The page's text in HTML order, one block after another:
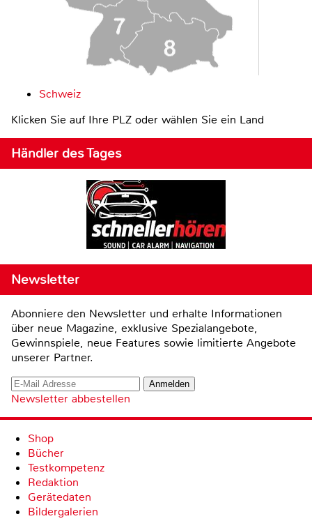
Schweiz
Klicken Sie auf Ihre PLZ oder wählen Sie ein Land
Händler des Tages
Newsletter
Abonniere den Newsletter und erhalte Informationen
über neue Magazine, exklusive Spezialangebote,
Gewinnspiele, neue Features sowie limitierte Angebote
unserer Partner.
Newsletter abbestellen
Shop
Bücher
Testkompetenz
Redaktion
Gerätedaten
Bildergalerien